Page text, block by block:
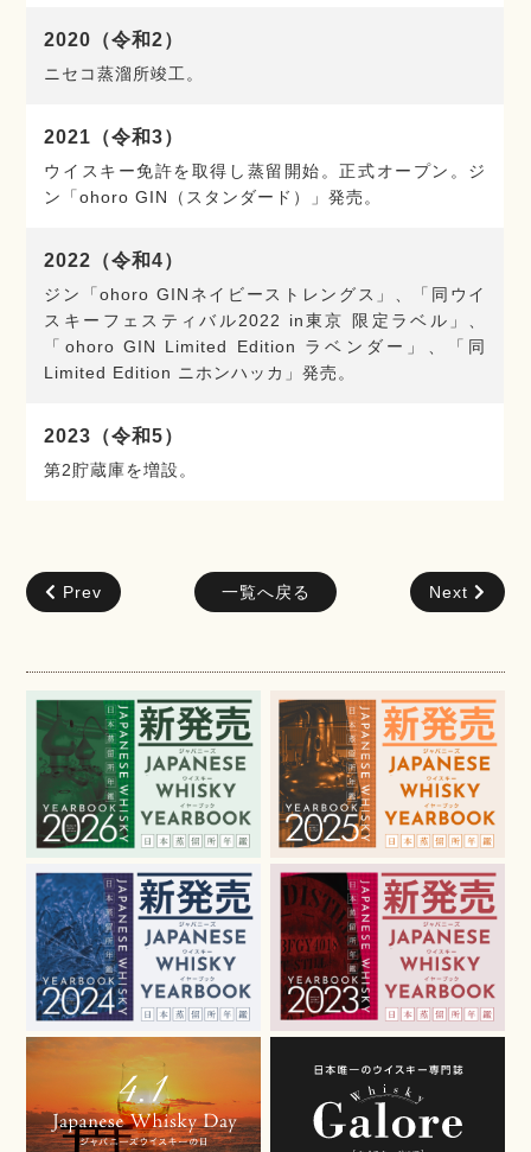
2020（令和2）
ニセコ蒸溜所竣工。
2021（令和3）
ウイスキー免許を取得し蒸留開始。正式オープン。ジ
ン「ohoro GIN（スタンダード）」発売。
2022（令和4）
ジン「ohoro GINネイビーストレングス」、「同ウイ
スキーフェスティバル2022 in東京 限定ラベル」、
「ohoro GIN Limited Edition ラベンダー」、「同
Limited Edition ニホンハッカ」発売。
2023（令和5）
第2貯蔵庫を増設。
Prev 一覧へ戻る Next